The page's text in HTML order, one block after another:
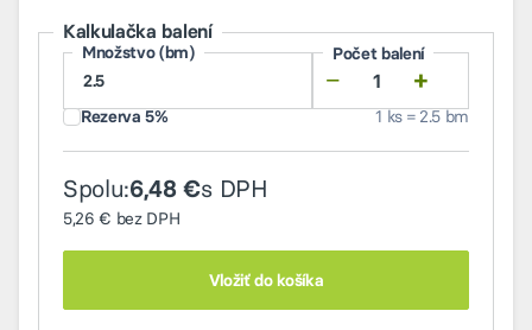
Kalkulačka balení
Množstvo (bm) Počet balení
− +
Rezerva 5% 1 ks = 2.5 bm
Spolu:6,48 €s DPH
5,26 € bez DPH
Vložiť do košíka